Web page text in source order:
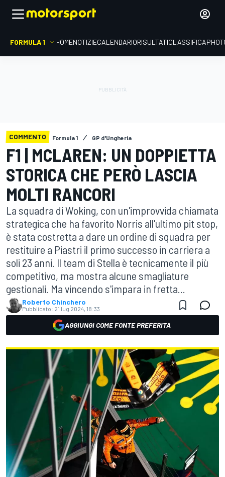
FORMULA 1 HOMENOTIZIECALENDARIORISULTATICLASSIFICA
COMMENTO Formula 1 GP d'Ungheria
F1 | MCLAREN: UN DOPPIETTA
STORICA CHE PERÒ LASCIA
MOLTI RANCORI
La squadra di Woking, con un'improvvida chiamata
strategica che ha favorito Norris all'ultimo pit stop,
è stata costretta a dare un ordine di squadra per
restituire a Piastri il primo successo in carriera a
soli 23 anni. Il team di Stella è tecnicamente il più
competitivo, ma mostra alcune smagliature
gestionali. Ma vincendo s'impara in fretta...
Roberto Chinchero
Pubblicato: 21 lug 2024, 18:33
AGGIUNGI COME FONTE PREFERITA